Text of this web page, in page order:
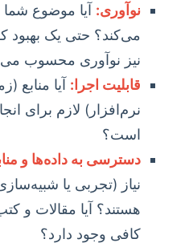
نوآوری: آیا موضوع
می‌کند؟ حتی یک
نیز نوآوری محسوب
قابلیت اجرا: آیا منابع
نرم‌افزار) لازم برای
است؟
دسترسی به داده‌ها و
نیاز (تجربی یا
هستند؟ آیا مقالات و
کافی وجود دارد؟